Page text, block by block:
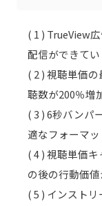
( 1 ) TrueView
配信ができてい
( 2 ) 視聴単価
聴数が200％増
( 3 ) 6秒バンパ
適なフォーマッ
( 4 ) 視聴単価
の後の行動価値
( 5 ) インスト